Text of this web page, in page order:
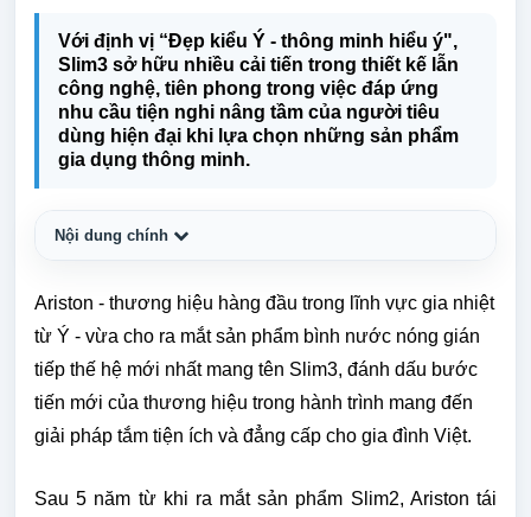
Với định vị “Đẹp kiểu Ý - thông minh hiểu ý",
Slim3 sở hữu nhiều cải tiến trong thiết kế lẫn
công nghệ, tiên phong trong việc đáp ứng
nhu cầu tiện nghi nâng tầm của người tiêu
dùng hiện đại khi lựa chọn những sản phẩm
gia dụng thông minh.
Nội dung chính
Ariston - thương hiệu hàng đầu trong lĩnh vực gia nhiệt
từ Ý - vừa cho ra mắt sản phẩm bình nước nóng gián
tiếp thế hệ mới nhất mang tên Slim3, đánh dấu bước
tiến mới của thương hiệu trong hành trình mang đến
giải pháp tắm tiện ích và đẳng cấp cho gia đình Việt.
Sau 5 năm từ khi ra mắt sản phẩm Slim2, Ariston tái